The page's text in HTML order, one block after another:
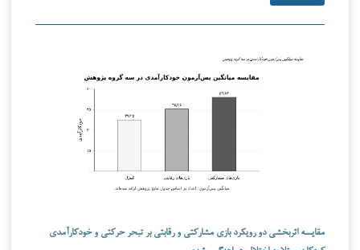
مقایسه اثربخشی دو رویکرد بازی مشارکتی و رقابتی بر تبحر حرکتی و خودکارآمدی